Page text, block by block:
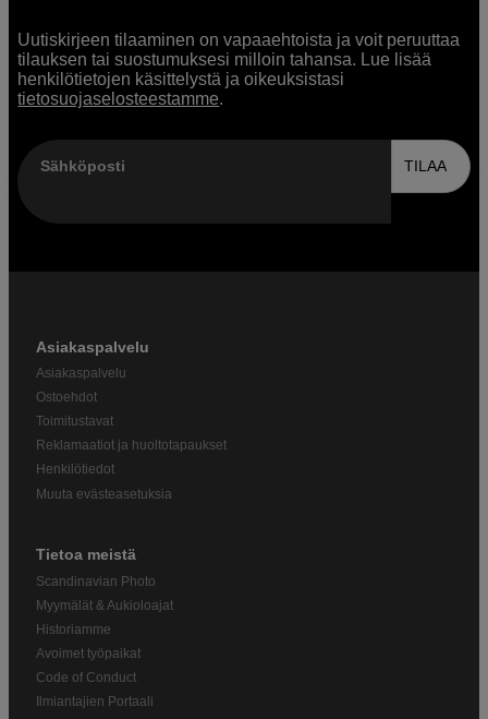
Uutiskirjeen tilaaminen on vapaaehtoista ja voit peruuttaa
tilauksen tai suostumuksesi milloin tahansa. Lue lisää
henkilötietojen käsittelystä ja oikeuksistasi
tietosuojaselosteestamme.
Sähköposti TILAA
Asiakaspalvelu
Asiakaspalvelu
Ostoehdot
Toimitustavat
Reklamaatiot ja huoltotapaukset
Henkilötiedot
Muuta evästeasetuksia
Tietoa meistä
Scandinavian Photo
Myymälät & Aukioloajat
Historiamme
Avoimet työpaikat
Code of Conduct
Ilmiantajien Portaali